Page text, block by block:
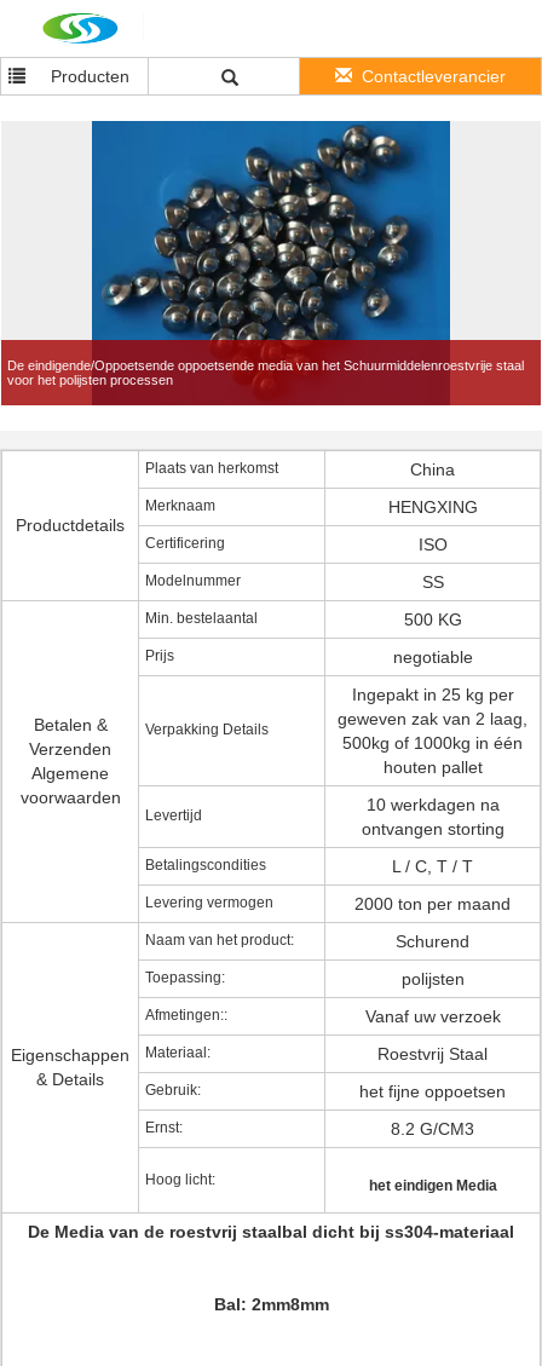
Producten Contactleverancier
De eindigende/Oppoetsende oppoetsende media van het Schuurmiddelenroestvrije staal
voor het polijsten processen
Productdetails
Plaats van herkomst China
Merknaam HENGXING
Certificering ISO
Modelnummer SS
Betalen &
Verzenden
Algemene
voorwaarden
Min. bestelaantal 500 KG
Prijs negotiable
Verpakking Details
Ingepakt in 25 kg per
geweven zak van 2 laag,
500kg of 1000kg in één
houten pallet
Levertijd
10 werkdagen na
ontvangen storting
Betalingscondities L / C, T / T
Levering vermogen 2000 ton per maand
Eigenschappen
& Details
Naam van het product: Schurend
Toepassing: polijsten
Afmetingen:: Vanaf uw verzoek
Materiaal: Roestvrij Staal
Gebruik: het fijne oppoetsen
Ernst: 8.2 G/CM3
Hoog licht: het eindigen Media
De Media van de roestvrij staalbal dicht bij ss304-materiaal
Bal: 2mm8mm